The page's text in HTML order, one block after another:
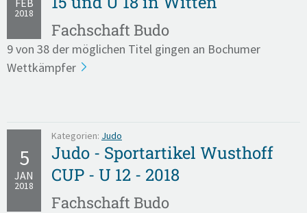
FEB
2018
Fachschaft Budo
9 von 38 der möglichen Titel gingen an Bochumer
Wettkämpfer
5
JAN
2018
Kategorien: Judo
Judo - Sportartikel Wusthoff
CUP - U 12 - 2018
Fachschaft Budo